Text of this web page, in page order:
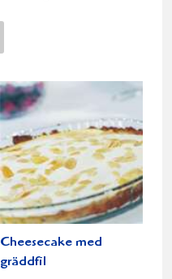
Cheesecake med
gräddfil